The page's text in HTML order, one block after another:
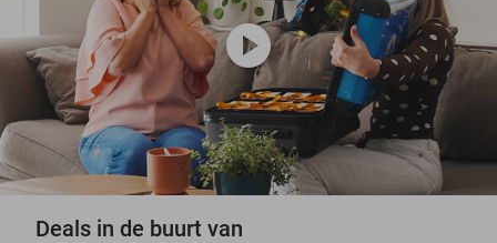
play_circle
Deals in de buurt van